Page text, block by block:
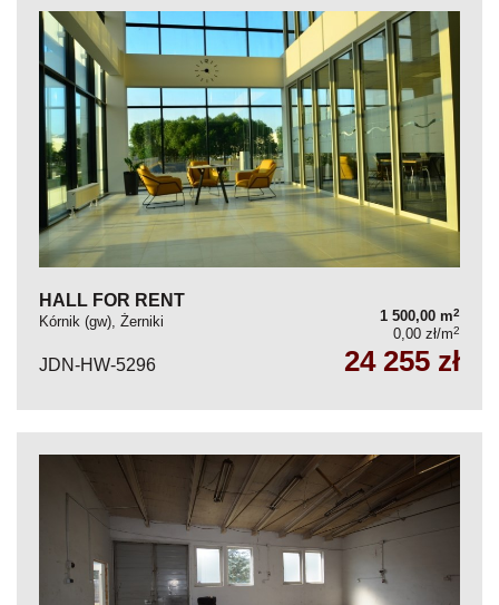
HALL FOR RENT
Kórnik (gw), Żerniki 1 500,00 m2
0,00 zł/m2
JDN-HW-5296 24 255 zł